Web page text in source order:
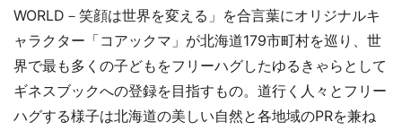
WORLD－笑顔は世界を変える」を合言葉にオリジナルキ
ャラクター「コアックマ」が北海道179市町村を巡り、世
界で最も多くの子どもをフリーハグしたゆるきゃらとして
ギネスブックへの登録を目指すもの。道行く人々とフリー
ハグする様子は北海道の美しい自然と各地域のPRを兼ね